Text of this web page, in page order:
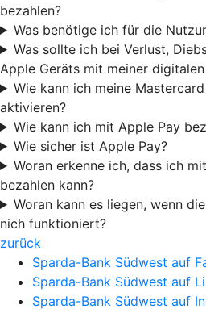
bezahlen?
Was benötige ich für die
Was sollte ich bei Verlust,
Apple Geräts mit meiner
Wie kann ich meine
aktivieren?
Wie kann ich mit Apple Pay
Wie sicher ist Apple Pay?
Woran erkenne ich, dass ich
bezahlen kann?
Woran kann es liegen, wenn
nich funktioniert?
zurück
Sparda-Bank Südwest auf
Sparda-Bank Südwest auf
Sparda-Bank Südwest auf